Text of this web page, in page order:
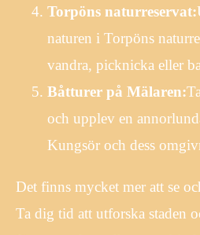
Torpöns naturreservat:
naturen i Torpöns
vandra, picknicka eller
Båtturer på Mälaren:
och upplev en
Kungsör och dess
Det finns mycket mer att se
Ta dig tid att utforska staden